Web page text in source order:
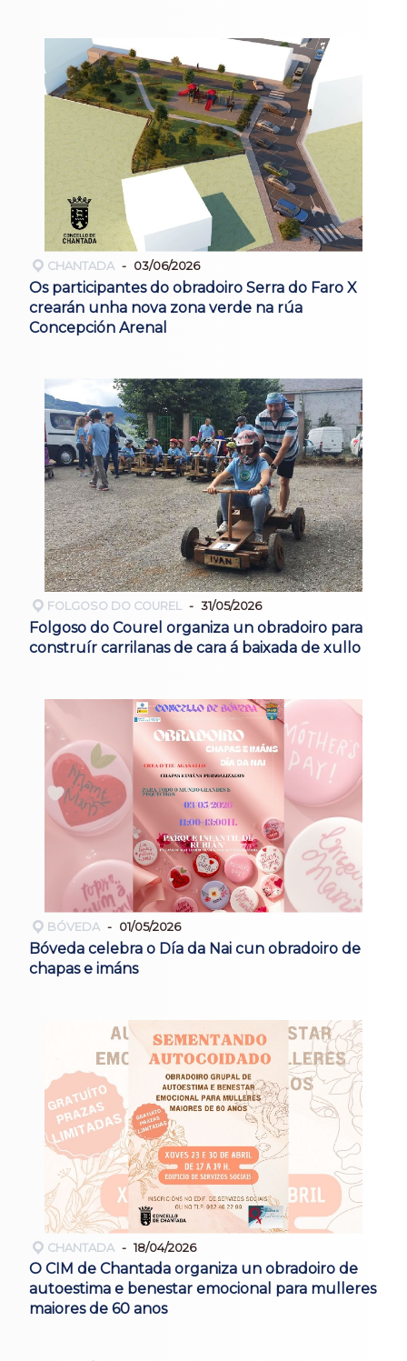
CHANTADA 03/06/2026
Os participantes do obradoiro Serra do Faro X
crearán unha nova zona verde na rúa
Concepción Arenal
FOLGOSO DO COUREL 31/05/2026
Folgoso do Courel organiza un obradoiro para
construír carrilanas de cara á baixada de xullo
BÓVEDA 01/05/2026
Bóveda celebra o Día da Nai cun obradoiro de
chapas e imáns
CHANTADA 18/04/2026
O CIM de Chantada organiza un obradoiro de
autoestima e benestar emocional para mulleres
maiores de 60 anos